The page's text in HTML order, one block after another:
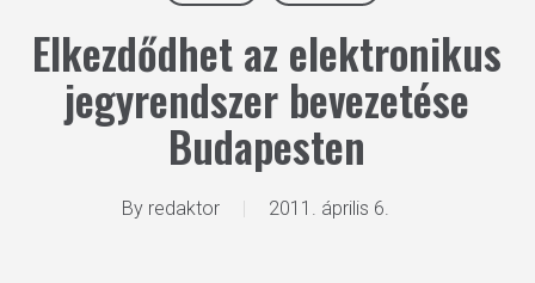
Elkezdődhet az elektronikus
jegyrendszer bevezetése
Budapesten
By redaktor 2011. április 6.